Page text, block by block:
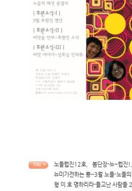
TAG • 노들웹진12호 봄단장-뉴~웹진!
뉴미가전하는 뿅~3월 노들-노들
형 이 호 명하리라-들고난 사람들